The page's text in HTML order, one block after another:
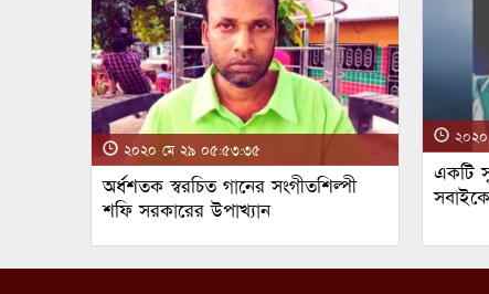
২০২০ মে ২৯ ০৫:৫৩:৩৫
অর্ধশতক স্বরচিত গানের সংগীতশিল্পী
শফি সরকারের উপাখ্যান
একটি